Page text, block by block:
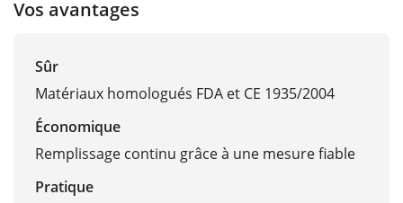
Vos avantages
Sûr
Matériaux homologués FDA et CE 1935/2004
Économique
Remplissage continu grâce à une mesure fiable
Pratique